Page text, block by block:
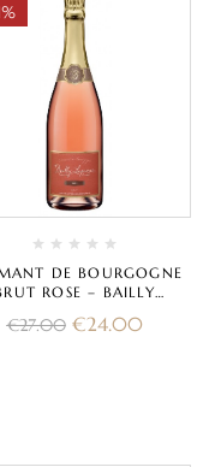
DE BOURGOGNE
ROSE – BAILLY
€27.00 €24.00